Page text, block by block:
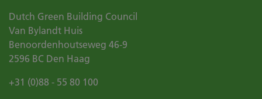
Dutch Green Building Council
Van Bylandt Huis
Benoordenhoutseweg 46-9
2596 BC Den Haag
+31 (0)88 - 55 80 100